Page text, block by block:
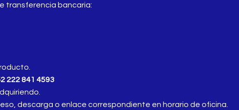
transferencia bancaria:
222 841 4593
descarga o enlace correspondiente en horario de oficina.